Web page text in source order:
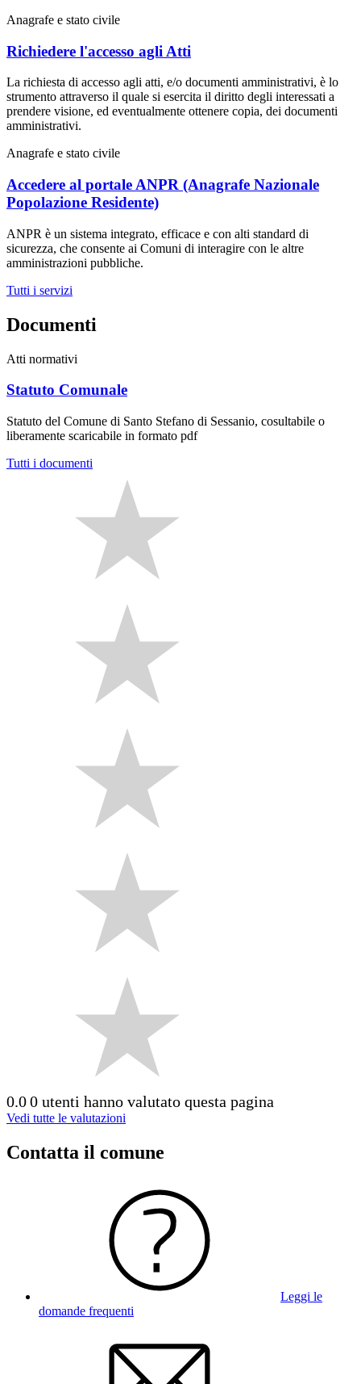
Anagrafe e stato civile
Richiedere l'accesso agli Atti
La richiesta di accesso agli atti, e/o documenti amministrativi, è lo
strumento attraverso il quale si esercita il diritto degli interessati a
prendere visione, ed eventualmente ottenere copia, dei documenti
amministrativi.
Anagrafe e stato civile
Accedere al portale ANPR (Anagrafe Nazionale
Popolazione Residente)
ANPR è un sistema integrato, efficace e con alti standard di
sicurezza, che consente ai Comuni di interagire con le altre
amministrazioni pubbliche.
Tutti i servizi
Documenti
Atti normativi
Statuto Comunale
Statuto del Comune di Santo Stefano di Sessanio, cosultabile o
liberamente scaricabile in formato pdf
Tutti i documenti
0.00 utenti hanno valutato questa pagina
Vedi tutte le valutazioni
Contatta il comune
Leggi le
domande frequenti